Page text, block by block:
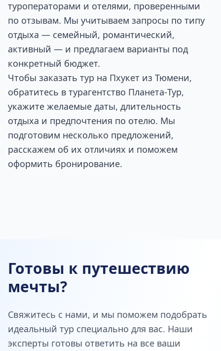
туроператорами и отелями, проверенными
по отзывам. Мы учитываем запросы по типу
отдыха — семейный, романтический,
активный — и предлагаем варианты под
конкретный бюджет.
Чтобы заказать тур на Пхукет из Тюмени,
обратитесь в турагентство Планета‑Тур,
укажите желаемые даты, длительность
отдыха и предпочтения по отелю. Мы
подготовим несколько предложений,
расскажем об их отличиях и поможем
оформить бронирование.
Готовы к путешествию
мечты?
Свяжитесь с нами, и мы поможем подобрать
идеальный тур специально для вас. Наши
эксперты готовы ответить на все ваши